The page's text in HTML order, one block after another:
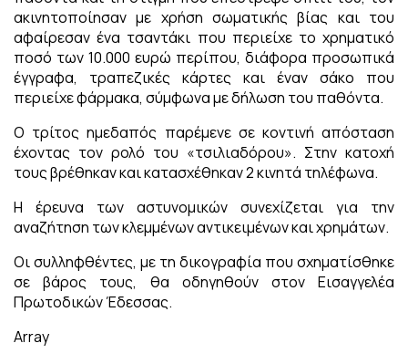
ακινητοποίησαν με χρήση σωματικής βίας και του
αφαίρεσαν ένα τσαντάκι που περιείχε το χρηματικό
ποσό των 10.000 ευρώ περίπου, διάφορα προσωπικά
έγγραφα, τραπεζικές κάρτες και έναν σάκο που
περιείχε φάρμακα, σύμφωνα με δήλωση του παθόντα.
Ο τρίτος ημεδαπός παρέμενε σε κοντινή απόσταση
έχοντας τον ρολό του «τσιλιαδόρου». Στην κατοχή
τους βρέθηκαν και κατασχέθηκαν 2 κινητά τηλέφωνα.
Η έρευνα των αστυνομικών συνεχίζεται για την
αναζήτηση των κλεμμένων αντικειμένων και χρημάτων.
Οι συλληφθέντες, με τη δικογραφία που σχηματίσθηκε
σε βάρος τους, θα οδηγηθούν στον Εισαγγελέα
Πρωτοδικών Έδεσσας.
Array